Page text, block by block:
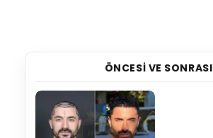
ÖNCESI VE SONRASI